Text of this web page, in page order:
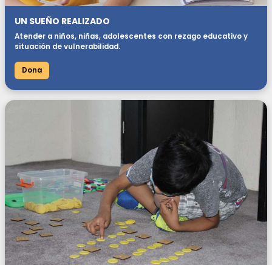
UN SUEÑO REALIZADO
Atender a niños, niñas, adolescentes con rezago educativo y
situación de vulnerabilidad.
Dona